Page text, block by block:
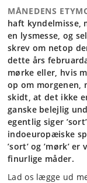
MÅNEDENS
haft kyndelmisse,
en lysmesse, og
skrev om netop
dette års
mørke eller, hvis
op om
skidt, at det ikke
ganske belejlig
egentlig siger
indoeuropæiske
’sort’ og ’mørk’
finurlige måder.
Lad os lægge ud